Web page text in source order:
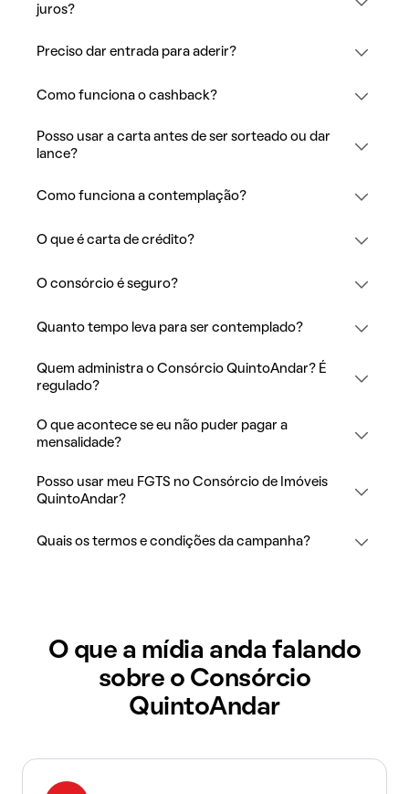
juros?
Preciso dar entrada para aderir?
Como funciona o cashback?
Posso usar a carta antes de ser sorteado ou dar
lance?
Como funciona a contemplação?
O que é carta de crédito?
O consórcio é seguro?
Quanto tempo leva para ser contemplado?
Quem administra o Consórcio QuintoAndar? É
regulado?
O que acontece se eu não puder pagar a
mensalidade?
Posso usar meu FGTS no Consórcio de Imóveis
QuintoAndar?
Quais os termos e condições da campanha?
O que a mídia anda falando
sobre o Consórcio
QuintoAndar